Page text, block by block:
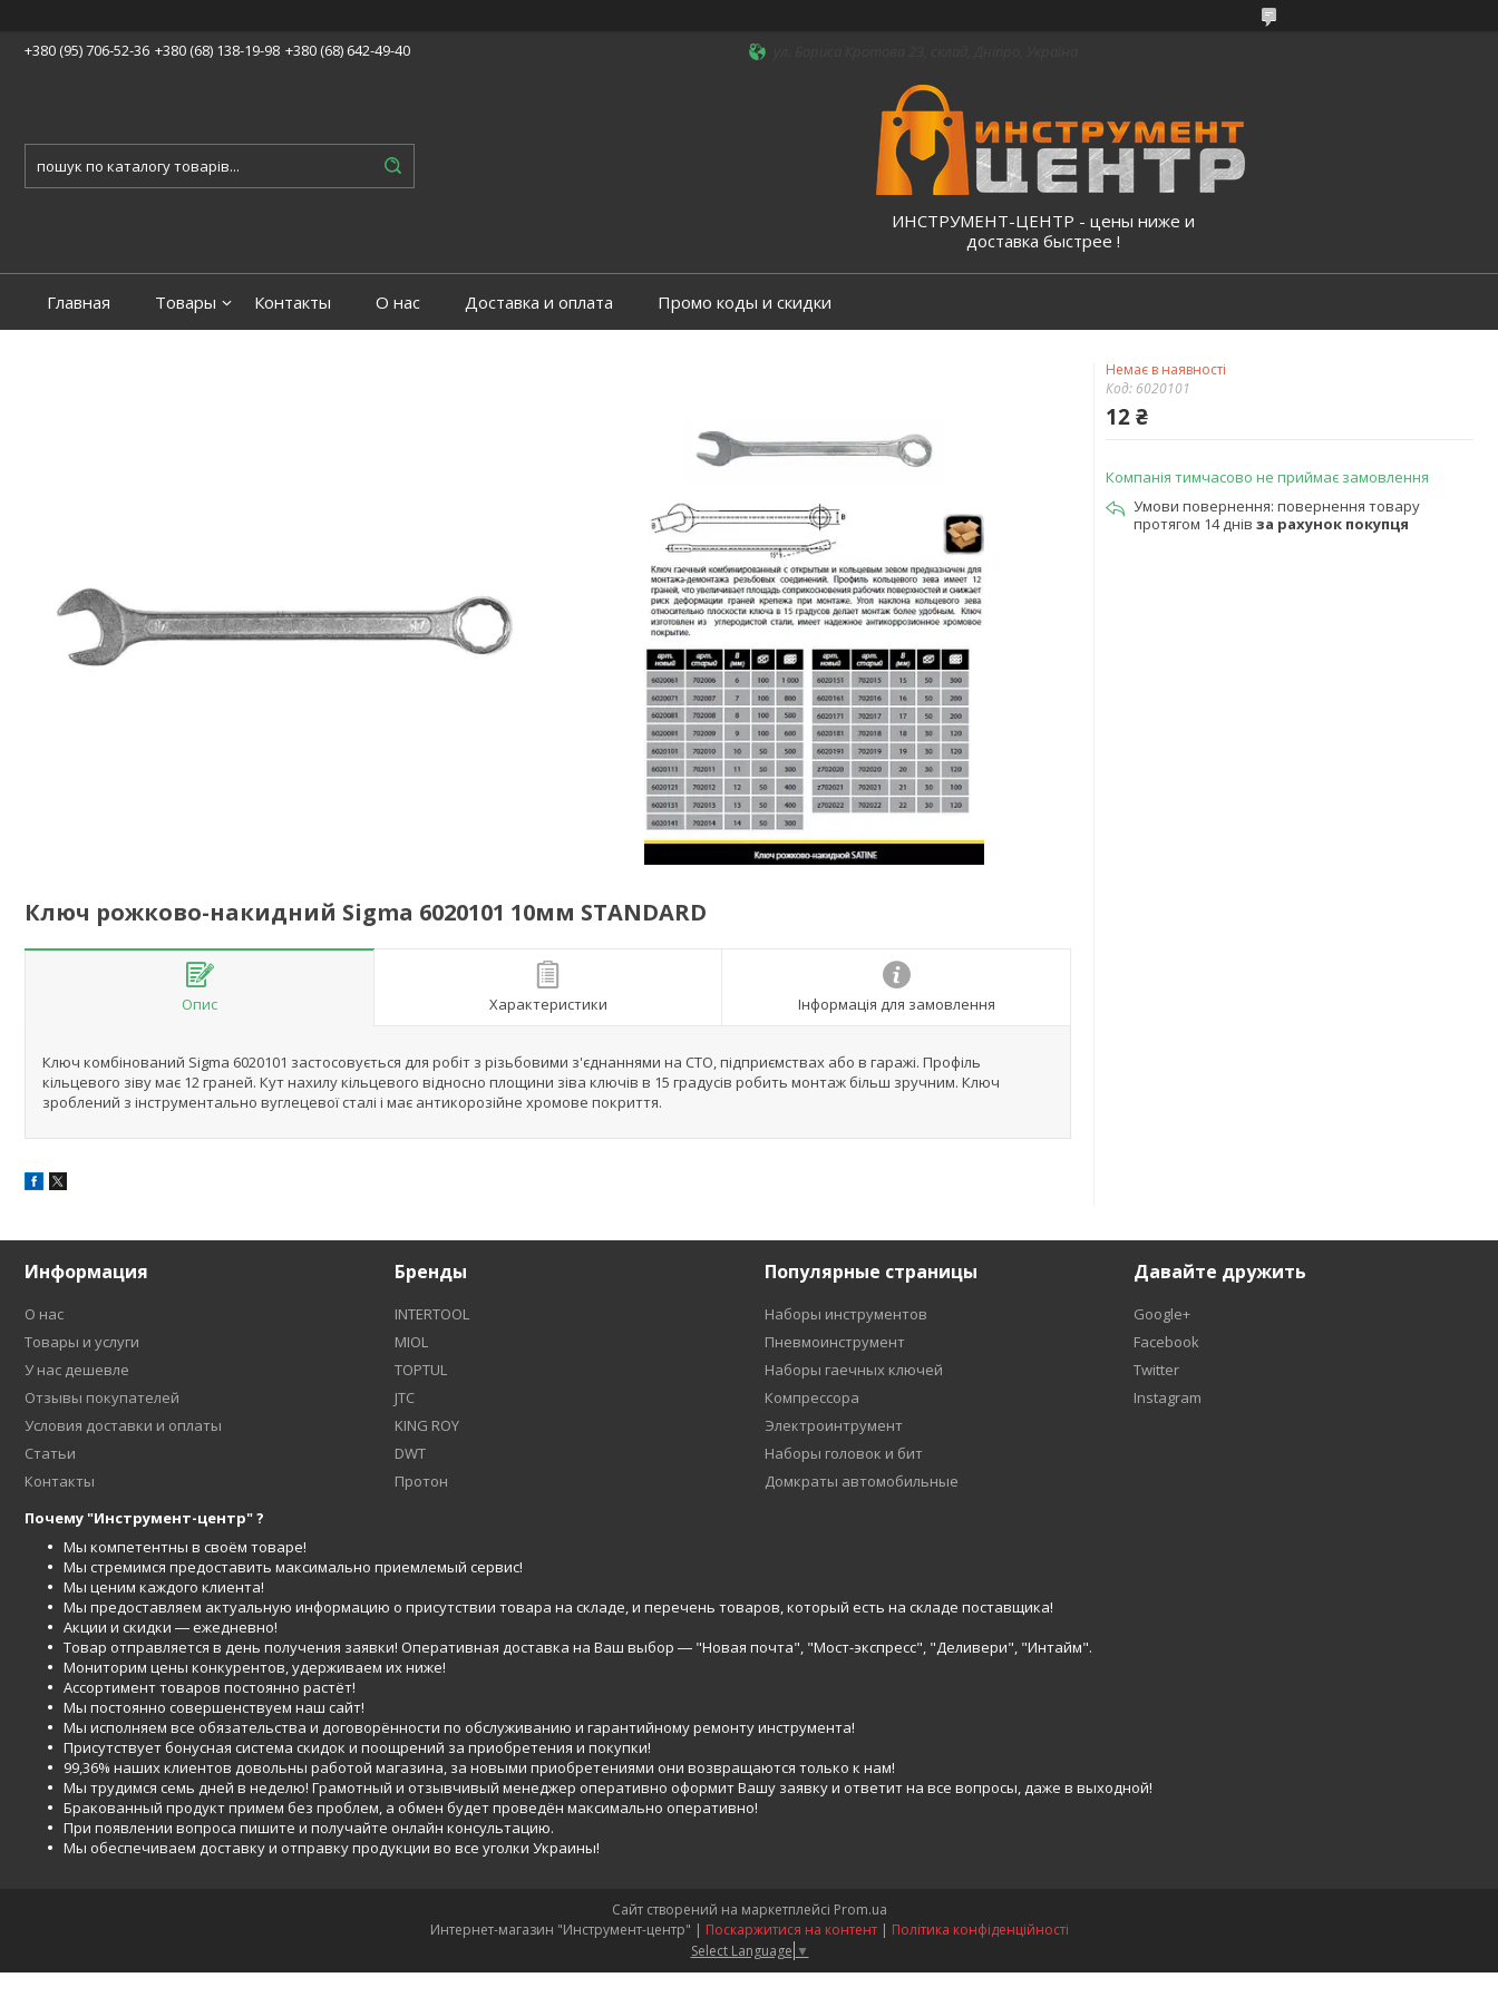
+380 (95) 706-52-36 +380 (68) 138-19-98 +380 (68) 642-49-40
ИНСТРУМЕНТ-ЦЕНТР - цены ниже и
доставка быстрее !
Главная Товары Контакты О нас Доставка и оплата Промо коды и скидки
Ключ рожково-накидний Sigma 6020101 10мм STANDARD
Опис Характеристики Інформація для замовлення
Ключ комбінований Sigma 6020101 застосовується для робіт з різьбовими з'єднаннями на СТО, підприємствах або в гаражі. Профіль
кільцевого зіву має 12 граней. Кут нахилу кільцевого відносно площини зіва ключів в 15 градусів робить монтаж більш зручним. Ключ
зроблений з інструментально вуглецевої сталі і має антикорозійне хромове покриття.
Немає в наявності
Код: 6020101
12 ₴
Компанія тимчасово не приймає замовлення
повернення товару
протягом 14 днів за рахунок покупця
Информация
О нас
Товары и услуги
У нас дешевле
Отзывы покупателей
Условия доставки и оплаты
Статьи
Контакты
Бренды
INTERTOOL
MIOL
TOPTUL
JTC
KING ROY
DWT
Протон
Популярные страницы
Наборы инструментов
Пневмоинструмент
Наборы гаечных ключей
Компрессора
Электроинтрумент
Наборы головок и бит
Домкраты автомобильные
Давайте дружить
Google+
Facebook
Twitter
Instagram
Почему "Инструмент-центр" ?
Мы компетентны в своём товаре!
Мы стремимся предоставить максимально приемлемый сервис!
Мы ценим каждого клиента!
Мы предоставляем актуальную информацию о присутствии товара на складе, и перечень товаров, который есть на складе поставщика!
Акции и скидки ― ежедневно!
Товар отправляется в день получения заявки! Оперативная доставка на Ваш выбор ― "Новая почта", "Мост-экспресс", "Деливери", "Интайм".
Мониторим цены конкурентов, удерживаем их ниже!
Ассортимент товаров постоянно растёт!
Мы постоянно совершенствуем наш сайт!
Мы исполняем все обязательства и договорённости по обслуживанию и гарантийному ремонту инструмента!
Присутствует бонусная система скидок и поощрений за приобретения и покупки!
99,36% наших клиентов довольны работой магазина, за новыми приобретениями они возвращаются только к нам!
Мы трудимся семь дней в неделю! Грамотный и отзывчивый менеджер оперативно оформит Вашу заявку и ответит на все вопросы, даже в выходной!
Бракованный продукт примем без проблем, а обмен будет проведён максимально оперативно!
При появлении вопроса пишите и получайте онлайн консультацию.
Мы обеспечиваем доставку и отправку продукции во все уголки Украины!
Сайт створений на маркетплейсі Prom.ua
Интернет-магазин "Инструмент-центр" | Поскаржитися на контент | Політика конфіденційності
Select Language ▼